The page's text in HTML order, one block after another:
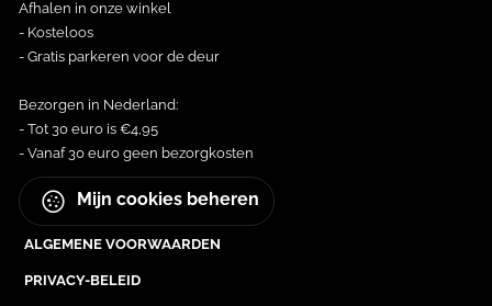
Afhalen in onze winkel
- Kosteloos
- Gratis parkeren voor de deur
Bezorgen in Nederland:
- Tot 30 euro is €4,95
- Vanaf 30 euro geen bezorgkosten
Mijn cookies beheren
ALGEMENE VOORWAARDEN
PRIVACY-BELEID